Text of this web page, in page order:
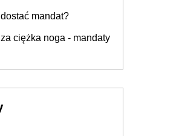
mandat?
ciężka noga - mandaty